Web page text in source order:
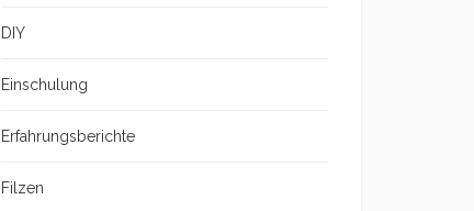
DIY
Einschulung
Erfahrungsberichte
Filzen